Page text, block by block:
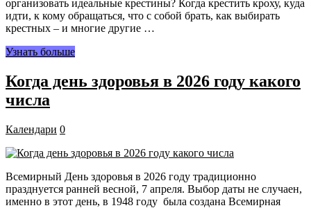
организовать идеальные крестины? Когда крестить кроху, куда
идти, к кому обращаться, что с собой брать, как выбирать
крестных – и многие другие …
Узнать больше
Когда день здоровья в 2026 году какого
числа
Календари 0
Всемирный День здоровья в 2026 году традиционно
празднуется ранней весной, 7 апреля. Выбор даты не случаен,
именно в этот день, в 1948 году была создана Всемирная